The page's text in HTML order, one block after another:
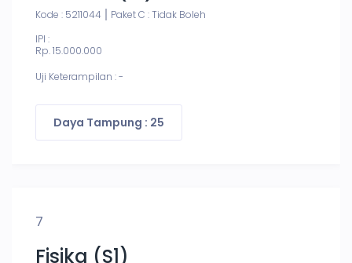
Kode : 5211044
Paket C : Tidak Boleh
IPI :
Rp. 15.000.000
Uji Keterampilan : -
Daya Tampung : 25
7
Fisika (S1)